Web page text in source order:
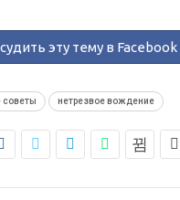
эту тему в Facebook
советы нетрезвое вождение